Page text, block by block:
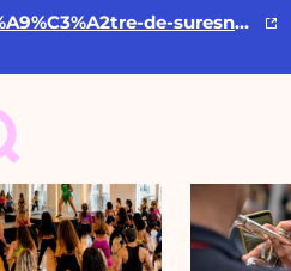
/company/th%C3%A9%C3%A2tre-de-suresnes-jean-vilar/